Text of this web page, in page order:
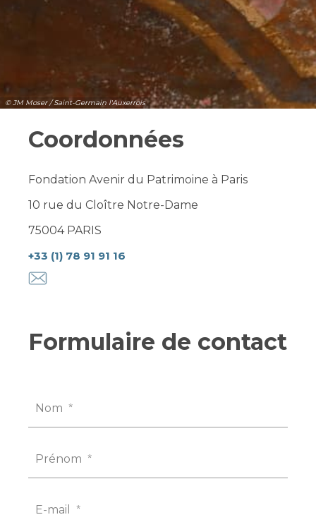
© JM Moser / Saint-Germain l'Auxerrois
Coordonnées
Fondation Avenir du Patrimoine à Paris
10 rue du Cloître Notre-Dame
75004 PARIS
+33 (1) 78 91 91 16
Formulaire de contact
Nom *
Prénom *
E-mail *